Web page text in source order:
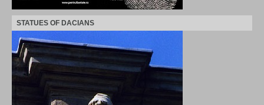
STATUES OF DACIANS